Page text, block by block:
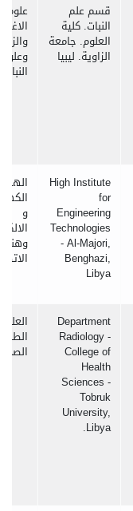
قسم علم
النبات. كلية
العلوم. جامعة
الزاوية. ليبيا
علوم
وعلوم
النبات
High Institute
for
Engineering
Technologies
- Al-Majori,
Benghazi,
Libya
و
Department
Radiology -
College of
Health
Sciences -
Tobruk
University,
Libya.
العلوم